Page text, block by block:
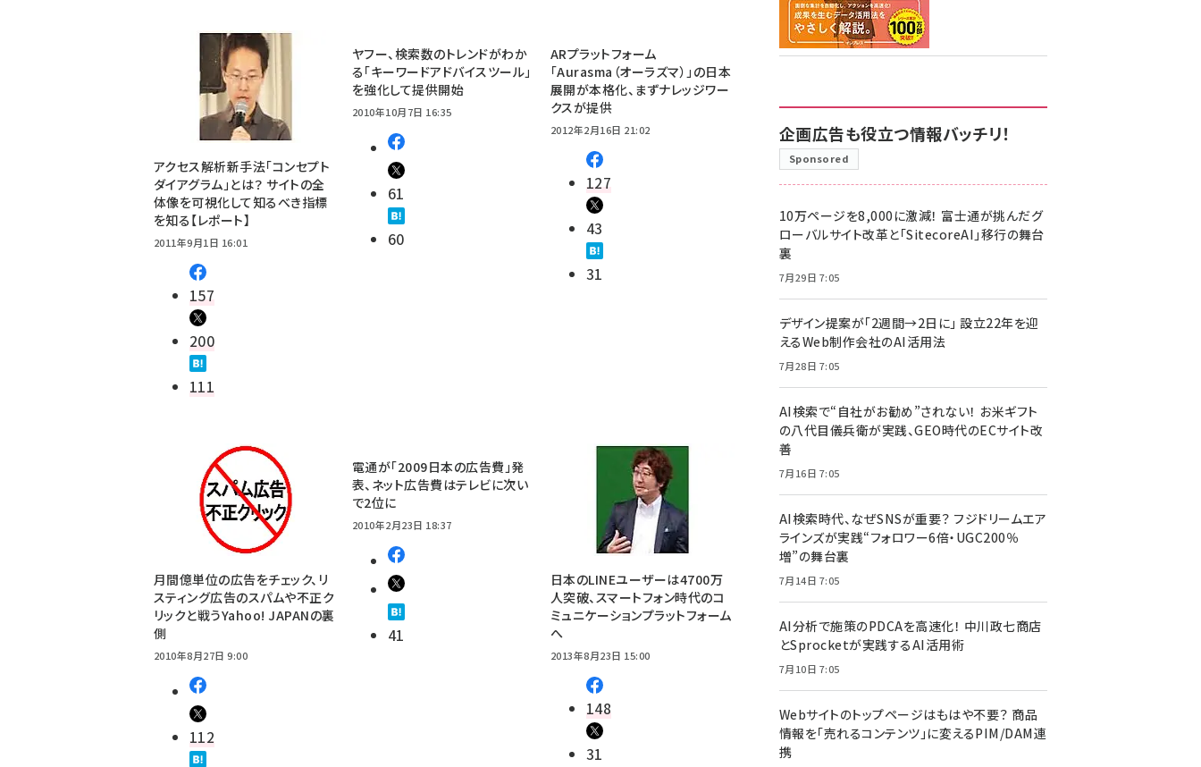
アクセス解析新手法「コンセプト
ダイアグラム」とは？ サイトの全
体像を可視化して知るべき指標
を知る【レポート】
2011年9月1日 16:01
157
200
111
ヤフー、検索数のトレンドがわか
る「キーワードアドバイスツール」
を強化して提供開始
2010年10月7日 16:35
61
60
ARプラットフォーム
「Aurasma（オーラズマ）」の日本
展開が本格化、まずナレッジワー
クスが提供
2012年2月16日 21:02
127
43
31
月間億単位の広告をチェック、リ
スティング広告のスパムや不正ク
リックと戦うYahoo! JAPANの裏
側
2010年8月27日 9:00
112
電通が「2009日本の広告費」発
表、ネット広告費はテレビに次い
で2位に
2010年2月23日 18:37
41
日本のLINEユーザーは4700万
人突破、スマートフォン時代のコ
ミュニケーションプラットフォーム
へ
2013年8月23日 15:00
148
31
企画広告も役立つ情報バッチリ！
Sponsored
10万ページを8,000に激減！ 富士通が挑んだグ
ローバルサイト改革と「SitecoreAI」移行の舞台
裏
7月29日 7:05
デザイン提案が「2週間→2日に」 設立22年を迎
えるWeb制作会社のAI活用法
7月28日 7:05
AI検索で“自社がお勧め”されない！ お米ギフト
の八代目儀兵衛が実践、GEO時代のECサイト改
善
7月16日 7:05
AI検索時代、なぜSNSが重要？ フジドリームエア
ラインズが実践“フォロワー6倍・UGC200％
増”の舞台裏
7月14日 7:05
AI分析で施策のPDCAを高速化！ 中川政七商店
とSprocketが実践するAI活用術
7月10日 7:05
Webサイトのトップページはもはや不要？ 商品
情報を「売れるコンテンツ」に変えるPIM/DAM連
携